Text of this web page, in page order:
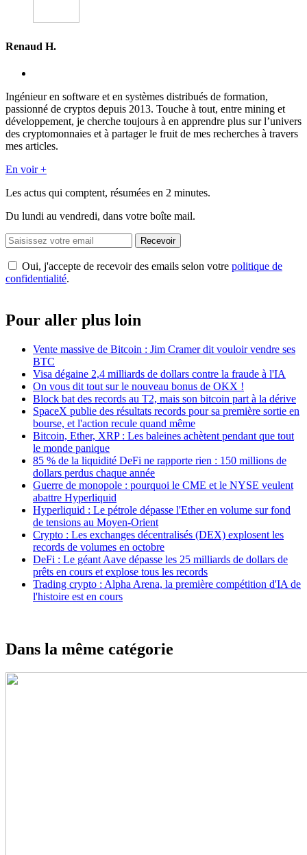
Renaud H.
Ingénieur en software et en systèmes distribués de formation,
passionné de cryptos depuis 2013. Touche à tout, entre mining et
développement, je cherche toujours à en apprendre plus sur l’univers
des cryptomonnaies et à partager le fruit de mes recherches à travers
mes articles.
En voir +
Les actus qui comptent, résumées en 2 minutes.
Du lundi au vendredi, dans votre boîte mail.
Recevoir
Oui, j'accepte de recevoir des emails selon votre politique de
confidentialité.
Pour aller plus loin
Vente massive de Bitcoin : Jim Cramer dit vouloir vendre ses
BTC
Visa dégaine 2,4 milliards de dollars contre la fraude à l'IA
On vous dit tout sur le nouveau bonus de OKX !
Block bat des records au T2, mais son bitcoin part à la dérive
SpaceX publie des résultats records pour sa première sortie en
bourse, et l'action recule quand même
Bitcoin, Ether, XRP : Les baleines achètent pendant que tout
le monde panique
85 % de la liquidité DeFi ne rapporte rien : 150 millions de
dollars perdus chaque année
Guerre de monopole : pourquoi le CME et le NYSE veulent
abattre Hyperliquid
Hyperliquid : Le pétrole dépasse l'Ether en volume sur fond
de tensions au Moyen-Orient
Crypto : Les exchanges décentralisés (DEX) explosent les
records de volumes en octobre
DeFi : Le géant Aave dépasse les 25 milliards de dollars de
prêts en cours et explose tous les records
Trading crypto : Alpha Arena, la première compétition d'IA de
l'histoire est en cours
Dans la même catégorie